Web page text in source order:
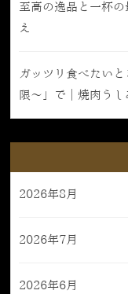
至高の逸品と一杯
え
ガッツリ食べたい
限〜」で｜焼肉う
2026年8月
2026年7月
2026年6月